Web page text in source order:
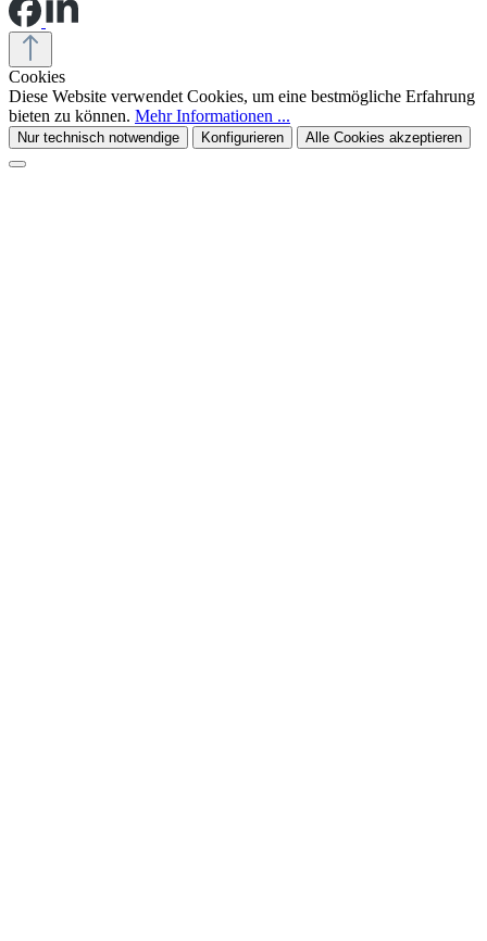
Cookies
Diese Website verwendet Cookies, um eine bestmögliche Erfahrung
bieten zu können. Mehr Informationen ...
Nur technisch notwendige Konfigurieren Alle Cookies akzeptieren